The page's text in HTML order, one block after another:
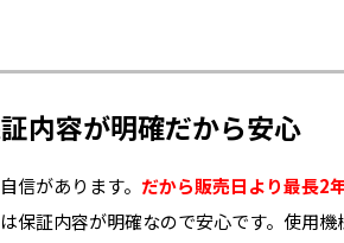
内容が明確だから安心
信があります。 だから販売日より最長2
保証内容が明確なので安心です。使用